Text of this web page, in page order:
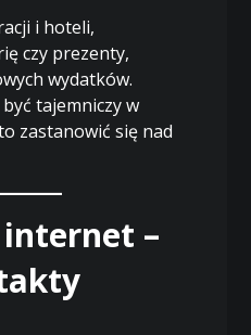
i hoteli,
czy prezenty,
wydatków.
tajemniczy w
zastanowić się nad
–